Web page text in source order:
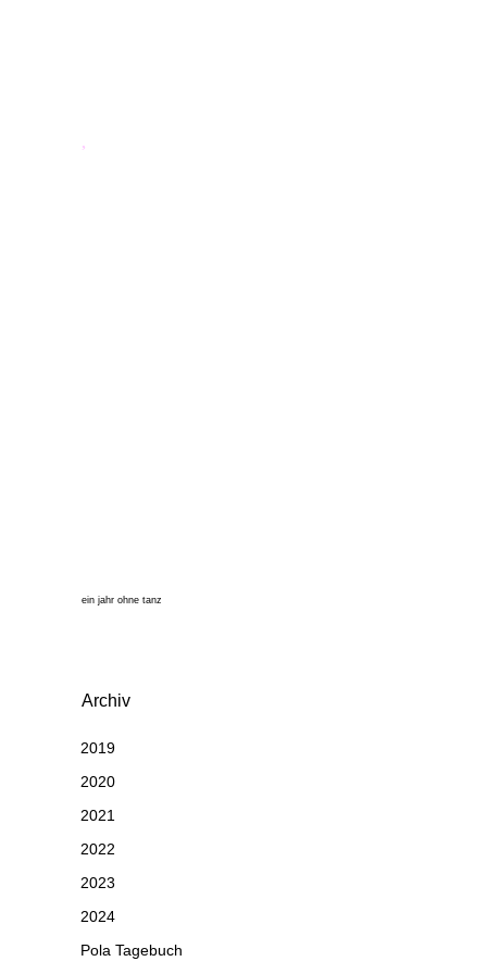
ein jahr ohne tanz
Archiv
2019
2020
2021
2022
2023
2024
Pola Tagebuch